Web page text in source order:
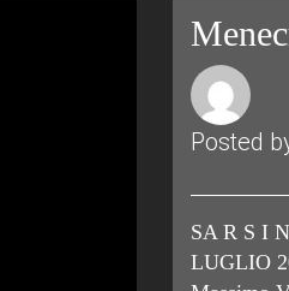
Posted
SA R S I
LUGLIO